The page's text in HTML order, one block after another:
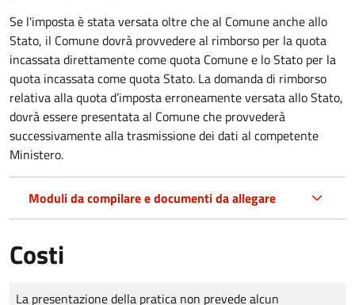
Se l'imposta è stata versata oltre che al Comune anche allo
Stato, il Comune dovrà provvedere al rimborso per la quota
incassata direttamente come quota Comune e lo Stato per la
quota incassata come quota Stato. La domanda di rimborso
relativa alla quota d’imposta erroneamente versata allo Stato,
dovrà essere presentata al Comune che provvederà
successivamente alla trasmissione dei dati al competente
Ministero.
Moduli da compilare e documenti da allegare
Costi
Tipo di pagamento
Importo
La presentazione della pratica non prevede alcun